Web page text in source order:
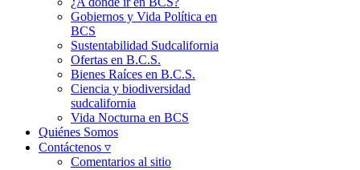
Gobiernos y Vida Política en
BCS
Sustentabilidad Sudcalifornia
Ofertas en B.C.S.
Bienes Raíces en B.C.S.
Ciencia y biodiversidad
sudcalifornia
Vida Nocturna en BCS
Quiénes Somos
Contáctenos ▿
Comentarios al sitio